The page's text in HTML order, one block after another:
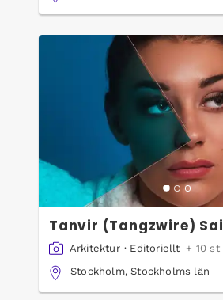
Tanvir (Tangzwire)
medArkitektur · Editoriellt + 10 st
Stockholm, Stockholms län